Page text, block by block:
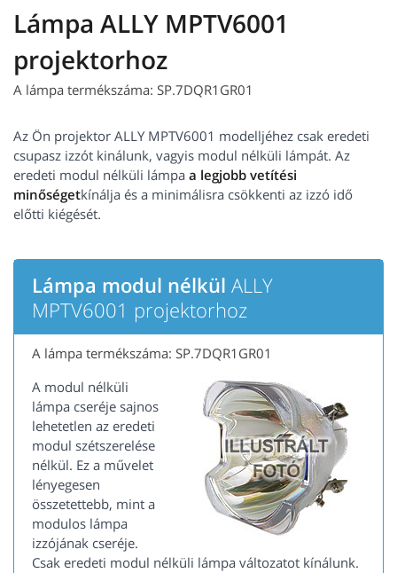
Lámpa ALLY MPTV6001
projektorhoz
A lámpa termékszáma: SP.7DQR1GR01
Az Ön projektor ALLY MPTV6001 modelljéhez csak eredeti
csupasz izzót kinálunk, vagyis modul nélküli lámpát. Az
eredeti modul nélküli lámpa a legjobb vetítési
minőségetkínálja és a minimálisra csökkenti az izzó idő
előtti kiégését.
Lámpa modul nélkül ALLY
MPTV6001 projektorhoz
A lámpa termékszáma: SP.7DQR1GR01
A modul nélküli
lámpa cseréje sajnos
lehetetlen az eredeti
modul szétszerelése
nélkül. Ez a művelet
lényegesen
összetettebb, mint a
modulos lámpa
izzójának cseréje.
Csak eredeti modul nélküli lámpa változatot kínálunk.